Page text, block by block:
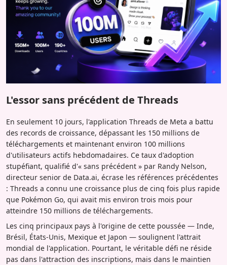
L'essor sans précédent de Threads
En seulement 10 jours, l'application Threads de Meta a battu
des records de croissance, dépassant les 150 millions de
téléchargements et maintenant environ 100 millions
d'utilisateurs actifs hebdomadaires. Ce taux d'adoption
stupéfiant, qualifié d'« sans précédent » par Randy Nelson,
directeur senior de Data.ai, écrase les références précédentes
: Threads a connu une croissance plus de cinq fois plus rapide
que Pokémon Go, qui avait mis environ trois mois pour
atteindre 150 millions de téléchargements.
Les cinq principaux pays à l'origine de cette poussée — Inde,
Brésil, États-Unis, Mexique et Japon — soulignent l'attrait
mondial de l'application. Pourtant, le véritable défi ne réside
pas dans l'attraction des inscriptions, mais dans le maintien